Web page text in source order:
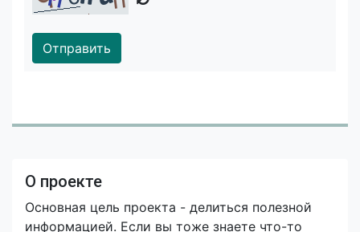
Отправить
О проекте
Основная цель проекта - делиться полезной
информацией. Если вы тоже знаете что-то